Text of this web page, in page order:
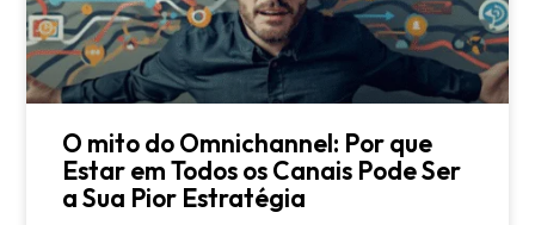
O mito do Omnichannel: Por que
Estar em Todos os Canais Pode Ser
a Sua Pior Estratégia